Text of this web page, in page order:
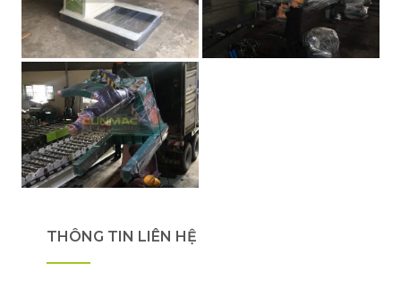
THÔNG TIN LIÊN HỆ